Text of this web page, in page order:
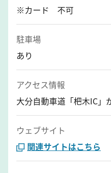
※カード 不可
駐車場
あり
アクセス情報
大分自動車道「杷木IC」
ウェブサイト
関連サイトはこちら